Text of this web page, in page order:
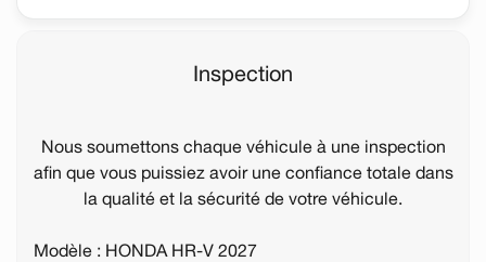
Inspection
Nous soumettons chaque véhicule à une inspection
afin que vous puissiez avoir une confiance totale dans
la qualité et la sécurité de votre véhicule.
Modèle : HONDA HR-V 2027